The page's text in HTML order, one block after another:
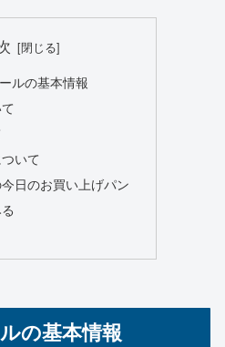
ルの基本情報
いて
日のお買い上げパン
の基本情報